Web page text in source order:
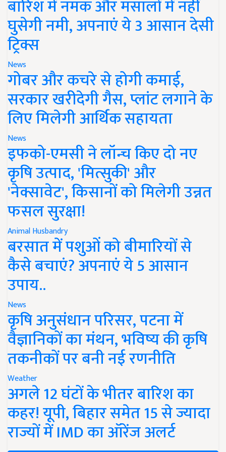
बारिश में नमक और मसालों में नहीं
घुसेगी नमी, अपनाएं ये 3 आसान देसी
ट्रिक्स
News
गोबर और कचरे से होगी कमाई,
सरकार खरीदेगी गैस, प्लांट लगाने के
लिए मिलेगी आर्थिक सहायता
News
इफको-एमसी ने लॉन्च किए दो नए
कृषि उत्पाद, 'मित्सुकी' और
'नेक्सावेट', किसानों को मिलेगी उन्नत
फसल सुरक्षा!
Animal Husbandry
बरसात में पशुओं को बीमारियों से
कैसे बचाएं? अपनाएं ये 5 आसान
उपाय..
News
कृषि अनुसंधान परिसर, पटना में
वैज्ञानिकों का मंथन, भविष्य की कृषि
तकनीकों पर बनी नई रणनीति
Weather
अगले 12 घंटों के भीतर बारिश का
कहर! यूपी, बिहार समेत 15 से ज्यादा
राज्यों में IMD का ऑरेंज अलर्ट